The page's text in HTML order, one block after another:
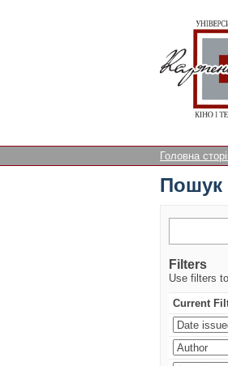
Головна
Пошук
Filters
Use filters
Current